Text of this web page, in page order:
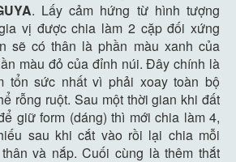
. Lấy cảm hứng từ hình tượng
vị được chia làm 2 cặp đối xứng
sẽ có thân là phần màu xanh của
màu đỏ của đỉnh núi. Đây chính là
tổn sức nhất vì phải xoay toàn bộ
rỗng ruột. Sau một thời gian khi đất
giữ form (dáng) thì mới chia làm 4,
sau khi cắt vào rồi lại chia mỗi
và nắp. Cuối cùng là thêm thắt